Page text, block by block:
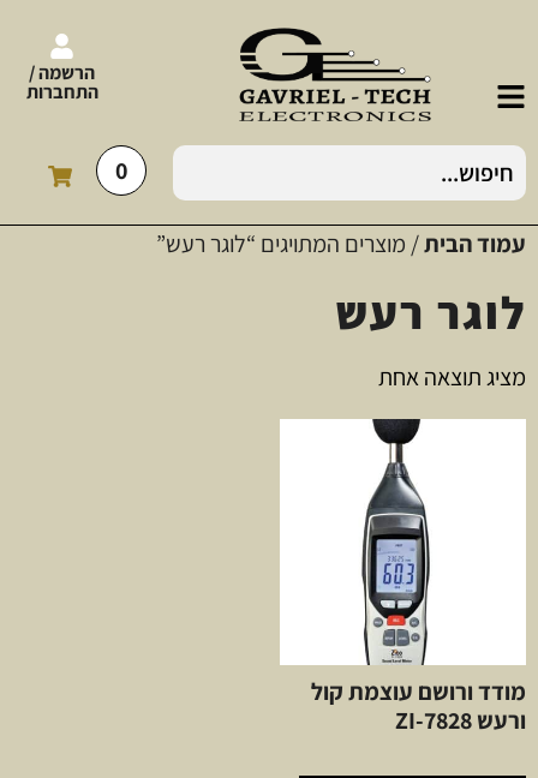
הרשמה /
התחברות
0
עמוד הבית/ מוצרים המתויגים “לוגר רעש”
לוגר רעש
מציג תוצאה אחת
מודד ורושם עוצמת קול
ורעש ZI-7828